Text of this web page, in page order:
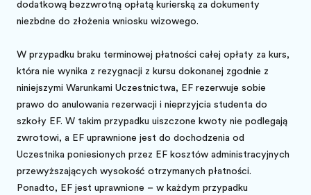
dodatkową bezzwrotną opłatą kurierską za dokumenty
niezbędne do złożenia wniosku wizowego.
W przypadku braku terminowej płatności całej opłaty za kurs,
która nie wynika z rezygnacji z kursu dokonanej zgodnie z
niniejszymi Warunkami Uczestnictwa, EF rezerwuje sobie
prawo do anulowania rezerwacji i nieprzyjęcia studenta do
szkoły EF. W takim przypadku uiszczone kwoty nie podlegają
zwrotowi, a EF uprawnione jest do dochodzenia od
Uczestnika poniesionych przez EF kosztów administracyjnych
przewyższających wysokość otrzymanych płatności.
Ponadto, EF jest uprawnione – w każdym przypadku